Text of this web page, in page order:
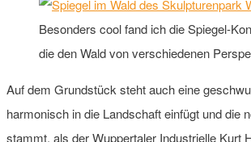
Besonders cool fand ich die Spiegel-
die den Wald von verschiedenen
Auf dem Grundstück steht auch eine
harmonisch in die Landschaft einfügt und die
stammt, als der Wuppertaler Industrielle Kurt